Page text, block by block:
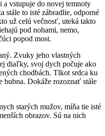
a vstupuje do novej temnoty
stále to isté zábradlie, odporné
už celú večnosť, uteká takto
pod nohami, nemo,
popod most.
Zvuky jeho vlastných
diaľky, svoj dych počuje ako
chodbách. Tlkot srdca ku
bubna. Dokáže rozoznať stále
starých mužov, míňa tie isté
obrazov. Sú na nich